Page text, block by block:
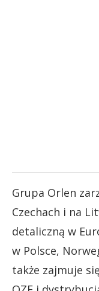
Grupa Orlen
Czechach i na
detaliczną w
w Polsce,
także zajmuje